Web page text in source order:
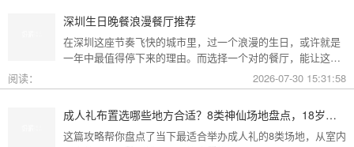
深圳生日晚餐浪漫餐厅推荐
在深圳这座节奏飞快的城市里，过一个浪漫的生日，或许就是
一年中最值得停下来的理由。而选择一个对的餐厅，能让这一
天从“普通”变成“终生难忘”。无论是俯瞰城市灯火的高空秘境，
还是被鲜花与海风包裹的梦幻露台，深圳从不缺乏仪式感。
阅读： 2026-07-30 15:31:58
成人礼布置选哪些地方合适？8类神仙场地盘点，18岁的仪式感从选对地方开始
这篇攻略帮你盘点了当下最适合举办成人礼的8类场地，从室内